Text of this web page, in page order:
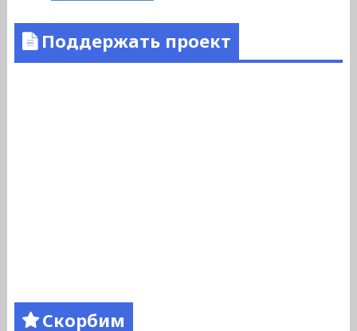
Поддержать проект
Скорбим